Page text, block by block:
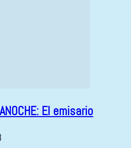
El emisario